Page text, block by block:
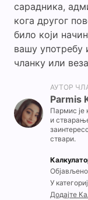
сарадника,
кога другог
било који
вашу употребу
чланку или
АУТОР
Parmis
Пармис је
и
ствари.
У
Додајте